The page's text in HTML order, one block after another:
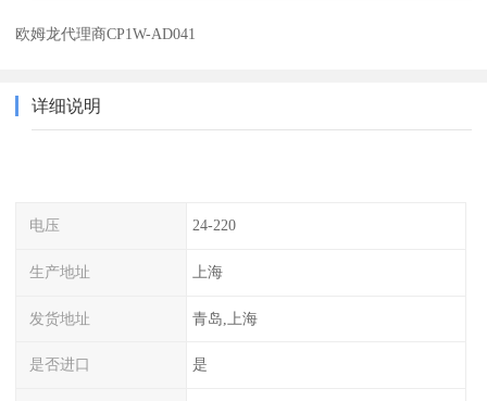
欧姆龙代理商CP1W-AD041
详细说明
电压 24-220
生产地址 上海
发货地址 青岛,上海
是否进口 是